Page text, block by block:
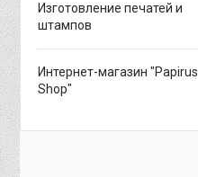
Изготовление печатей и
штампов
Интернет-магазин "Papirus
Shop"